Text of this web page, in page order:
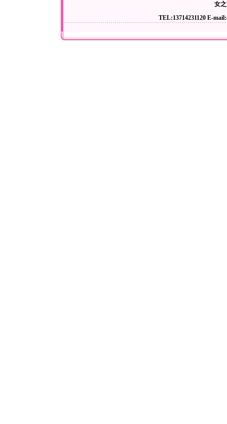
女
TEL:13714231120 E-mail: